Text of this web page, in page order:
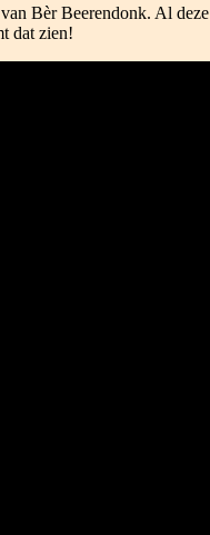
Bèr Beerendonk. Al
dat zien!